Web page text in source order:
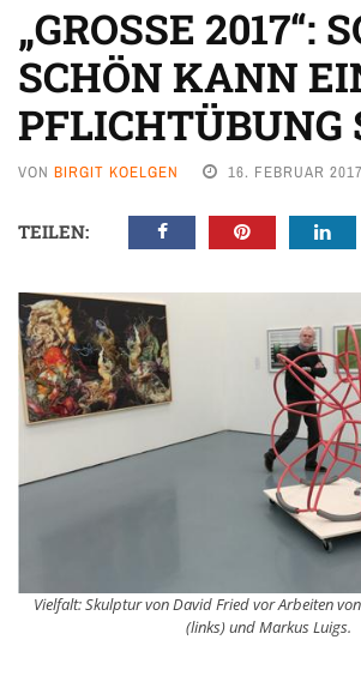
„GROSSE 2017“: SO
CHÖN KANN
FLICHTÜBUNG
VON BIRGIT KOELGEN 16. FEBRUAR 2017
TEILEN:
Vielfalt: Skulptur von David Fried vor Arbeiten
(links) und Markus Luigs.